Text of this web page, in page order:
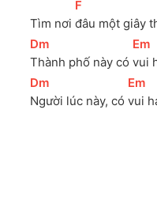
Tìm nơi
[F
đâu một giây
[Dm
Thành phố này có
[Em
vui
[Dm
Người lúc này, có
[Em
vui